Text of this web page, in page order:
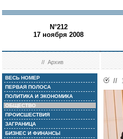
N°212
17 ноября 2008
//Архив
ВЕСЬ НОМЕР
ПЕРВАЯ ПОЛОСА
ПОЛИТИКА И ЭКОНОМИКА
ОБЩЕСТВО
ПРОИСШЕСТВИЯ
ЗАГРАНИЦА
БИЗНЕС И ФИНАНСЫ
//